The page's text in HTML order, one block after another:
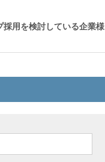
採用を検討している企業